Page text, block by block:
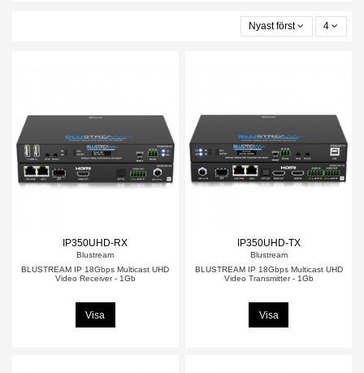
Nyast först 4
IP350UHD-RX
Blustream
BLUSTREAM IP 18Gbps Multicast UHD
Video Receiver - 1Gb
Visa
IP350UHD-TX
Blustream
BLUSTREAM IP 18Gbps Multicast UHD
Video Transmitter - 1Gb
Visa